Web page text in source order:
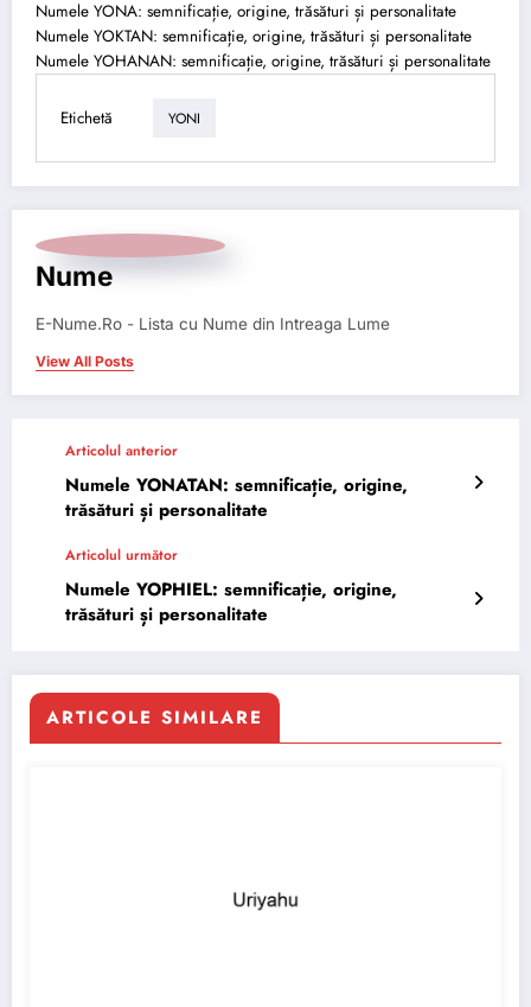
Numele YONA: semnificație, origine, trăsături și personalitate
Numele YOKTAN: semnificație, origine, trăsături și personalitate
Numele YOHANAN: semnificație, origine, trăsături și personalitate
Etichetă YONI
Nume
E-Nume.Ro - Lista cu Nume din Intreaga Lume
View All Posts
Articolul anterior
Numele YONATAN: semnificație, origine,
trăsături și personalitate
Articolul următor
Numele YOPHIEL: semnificație, origine,
trăsături și personalitate
ARTICOLE SIMILARE